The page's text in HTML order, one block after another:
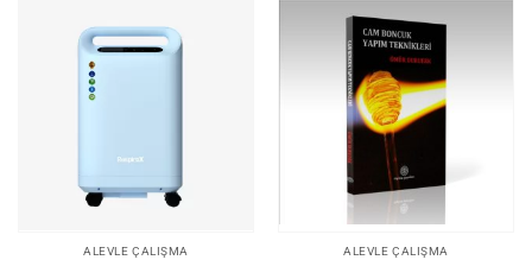
ALEVLE ÇALIŞMA ALEVLE ÇALIŞMA